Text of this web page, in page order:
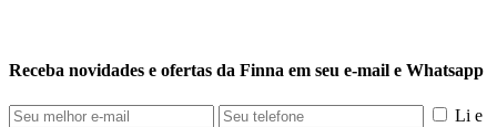
Receba novidades e ofertas da Finna em seu e-mail e Whatsapp
Li e